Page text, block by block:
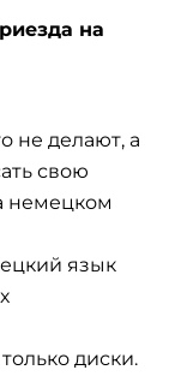
на
не делают, а
свою
немецком
язык
диски.